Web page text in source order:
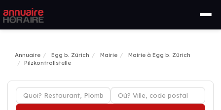
Annuaire Egg b. Zürich Mairie
Mairie à Egg b. Zürich
Pilzkontrollstelle